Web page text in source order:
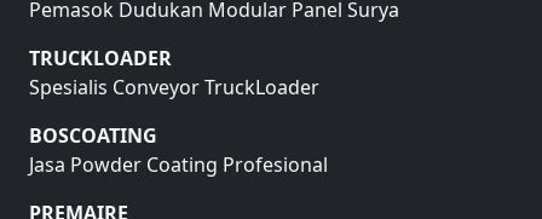
Pemasok Dudukan Modular Panel Surya
TRUCKLOADER
Spesialis Conveyor TruckLoader
BOSCOATING
Jasa Powder Coating Profesional
PREMAIRE